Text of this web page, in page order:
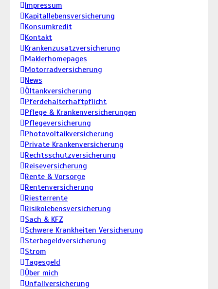
Impressum
Kapitallebensversicherung
Konsumkredit
Kontakt
Krankenzusatzversicherung
Maklerhomepages
Motorradversicherung
News
Öltankversicherung
Pferdehalterhaftpflicht
Pflege & Krankenversicherungen
Pflegeversicherung
Photovoltaikversicherung
Private Krankenversicherung
Rechtsschutzversicherung
Reiseversicherung
Rente & Vorsorge
Rentenversicherung
Riesterrente
Risikolebensversicherung
Sach & KFZ
Schwere Krankheiten Versicherung
Sterbegeldversicherung
Strom
Tagesgeld
Über mich
Unfallversicherung